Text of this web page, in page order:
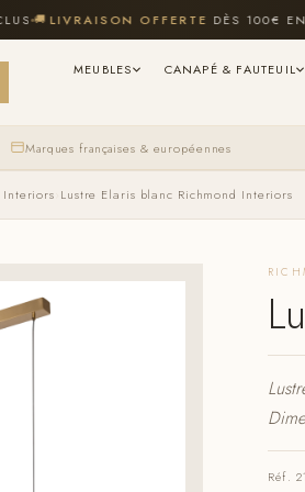
LIVRAISON OFFERTEDÈS 100€ EN
MEUBLES CANAPÉ & FAUTEUIL
Marques françaises & européennes
Interiors Lustre Elaris blanc Richmond Interiors
Réf.